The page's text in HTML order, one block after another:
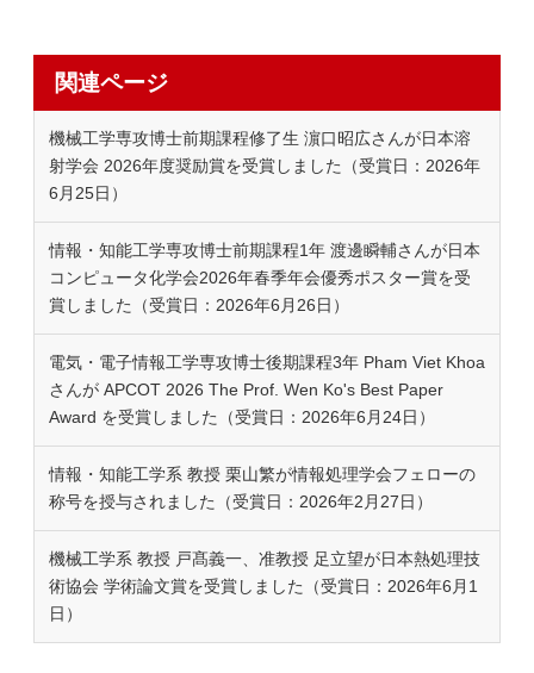
関連ページ
機械工学専攻博士前期課程修了生 濵口昭広さんが日本溶
射学会 2026年度奨励賞を受賞しました（受賞日：2026年
6月25日）
情報・知能工学専攻博士前期課程1年 渡邊瞬輔さんが日本
コンピュータ化学会2026年春季年会優秀ポスター賞を受
賞しました（受賞日：2026年6月26日）
電気・電子情報工学専攻博士後期課程3年 Pham Viet Khoa
さんが APCOT 2026 The Prof. Wen Ko's Best Paper
Award を受賞しました（受賞日：2026年6月24日）
情報・知能工学系 教授 栗山繁が情報処理学会フェローの
称号を授与されました（受賞日：2026年2月27日）
機械工学系 教授 戸髙義一、准教授 足立望が日本熱処理技
術協会 学術論文賞を受賞しました（受賞日：2026年6月1
日）